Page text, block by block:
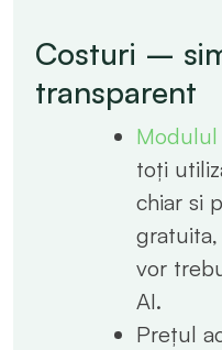
Costuri –
transparent
Modulul
toți
chiar si
vor
AI.
Prețul